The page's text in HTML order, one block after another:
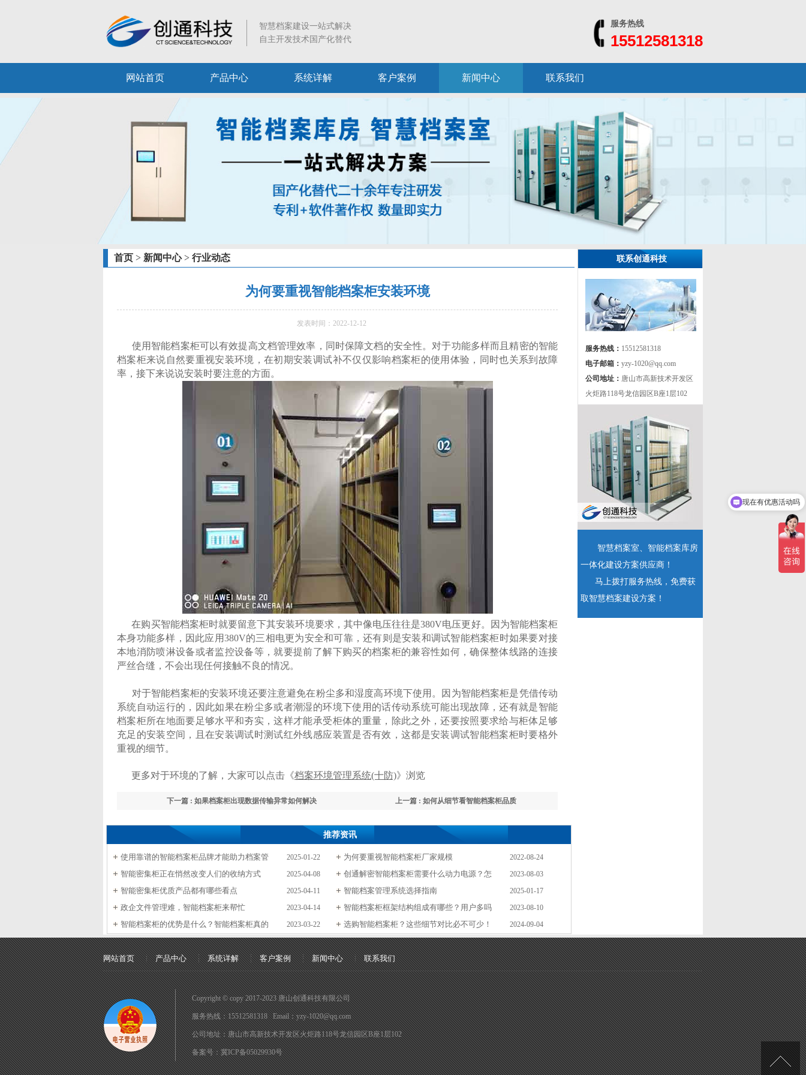
智慧档案建设一站式解决
自主开发技术国产化替代
服务热线
15512581318
网站首页 产品中心 系统详解 客户案例 新闻中心 联系我们
首页 > 新闻中心> 行业动态
为何要重视智能档案柜安装环境
发表时间：2022-12-12
使用智能档案柜可以有效提高文档管理效率，同时保障文档的安全性。对于功能多样而且精密的智能
档案柜来说自然要重视安装环境，在初期安装调试补不仅仅影响档案柜的使用体验，同时也关系到故障
率，接下来说说安装时要注意的方面。
在购买智能档案柜时就要留意下其安装环境要求，其中像电压往往是380V电压更好。因为智能档案柜
本身功能多样，因此应用380V的三相电更为安全和可靠，还有则是安装和调试智能档案柜时如果要对接
本地消防喷淋设备或者监控设备等，就要提前了解下购买的档案柜的兼容性如何，确保整体线路的连接
严丝合缝，不会出现任何接触不良的情况。
对于智能档案柜的安装环境还要注意避免在粉尘多和湿度高环境下使用。因为智能档案柜是凭借传动
系统自动运行的，因此如果在粉尘多或者潮湿的环境下使用的话传动系统可能出现故障，还有就是智能
档案柜所在地面要足够水平和夯实，这样才能承受柜体的重量，除此之外，还要按照要求给与柜体足够
充足的安装空间，且在安装调试时测试红外线感应装置是否有效，这都是安装调试智能档案柜时要格外
重视的细节。
更多对于环境的了解，大家可以点击《档案环境管理系统(十防)》浏览
上一篇 : 如何从细节看智能档案柜品质
下一篇 : 如果档案柜出现数据传输异常如何解决
推荐资讯
2025-01-22
使用靠谱的智能档案柜品牌才能助力档案管 2022-08-24
为何要重视智能档案柜厂家规模
2025-04-08
智能密集柜正在悄然改变人们的收纳方式 2023-08-03
创通解密智能档案柜需要什么动力电源？怎
2025-04-11
智能密集柜优质产品都有哪些看点 2025-01-17
智能档案管理系统选择指南
2023-04-14
政企文件管理难，智能档案柜来帮忙 2023-08-10
智能档案柜框架结构组成有哪些？用户多吗
2023-03-22
智能档案柜的优势是什么？智能档案柜真的 2024-09-04
选购智能档案柜？这些细节对比必不可少！
联系创通科技
服务热线： 15512581318
电子邮箱： yzy-1020@qq.com
公司地址： 唐山市高新技术开发区
火炬路118号龙信园区B座1层102
智慧档案室、智能档案库房
一体化建设方案供应商！
马上拨打服务热线，免费获
取智慧档案建设方案！
[向上]
网站首页 产品中心 系统详解 客户案例 新闻中心 联系我们
Copyright © copy 2017-2023 唐山创通科技有限公司
服务热线：15512581318 Email：yzy-1020@qq.com
公司地址：唐山市高新技术开发区火炬路118号龙信园区B座1层102
备案号：冀ICP备05029930号
现在有优惠活动吗